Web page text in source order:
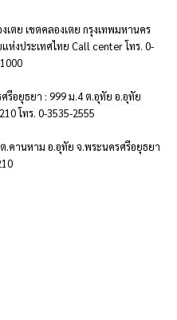
ตย เขตคลองเตย กรุงเทพมหานคร
งประเทศไทย Call center โทร. 0-
รีอยุธยา : 999 ม.4 ต.อุทัย อ.อุทัย
โทร. 0-3535-2555
คานหาม อ.อุทัย จ.พระนครศรีอยุธยา